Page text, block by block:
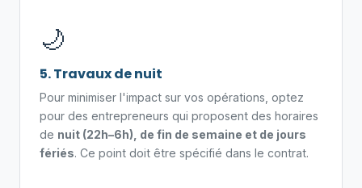
🌙
5. Travaux de nuit
Pour minimiser l'impact sur vos opérations, optez
pour des entrepreneurs qui proposent des horaires
de nuit (22h–6h), de fin de semaine et de jours
fériés. Ce point doit être spécifié dans le contrat.